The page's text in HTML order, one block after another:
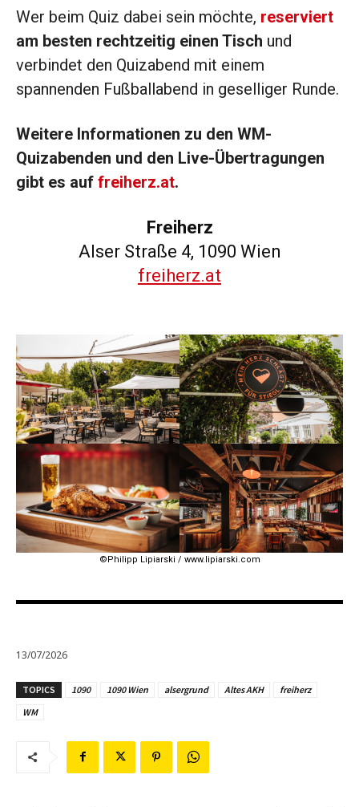
Wer beim Quiz dabei sein möchte, reserviert
am besten rechtzeitig einen Tisch und
verbindet den Quizabend mit einem
spannenden Fußballabend in geselliger Runde.
Weitere Informationen zu den WM-
Quizabenden und den Live-Übertragungen
gibt es auf freiherz.at.
Freiherz
Alser Straße 4, 1090 Wien
freiherz.at
©Philipp Lipiarski / www.lipiarski.com
13/07/2026
TOPICS 1090 1090 Wien alsergrund Altes AKH
freiherz
WM